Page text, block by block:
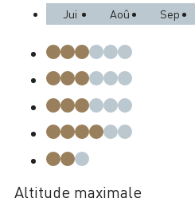
Jui
Aoû Sep
Altitude maximale